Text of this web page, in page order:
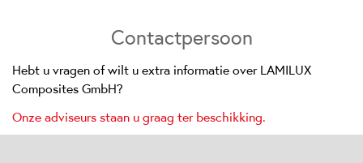
Contactpersoon
Hebt u vragen of wilt u extra informatie over LAMILUX
Composites GmbH?
Onze adviseurs staan u graag ter beschikking.